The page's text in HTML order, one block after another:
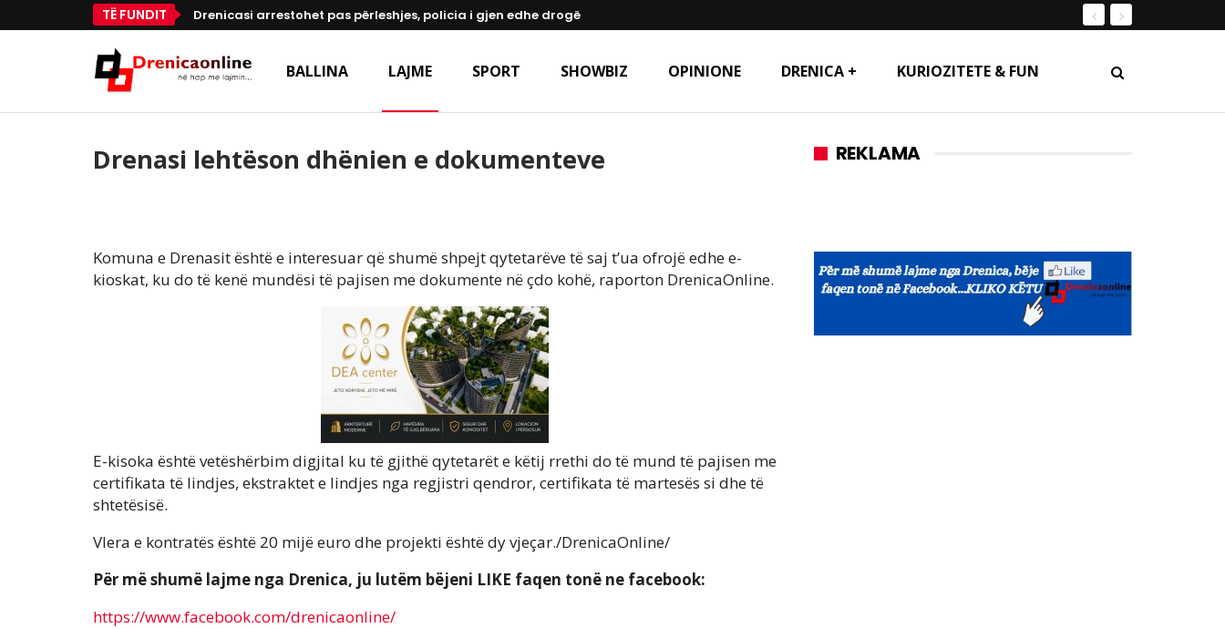
TË FUNDIT Drenicasi arrestohet pas përleshjes, policia i gjen edhe drogë
BALLINA LAJME SPORT SHOWBIZ OPINIONE DRENICA + KURIOZITETE & FUN
Drenasi lehtëson dhënien e dokumenteve
Komuna e Drenasit është e interesuar që shumë shpejt qytetarëve të saj t’ua ofrojë edhe e-
kioskat, ku do të kenë mundësi të pajisen me dokumente në çdo kohë, raporton DrenicaOnline.
E-kisoka është vetëshërbim digjital ku të gjithë qytetarët e këtij rrethi do të mund të pajisen me
certifikata të lindjes, ekstraktet e lindjes nga regjistri qendror, certifikata të martesës si dhe të
shtetësisë.
Vlera e kontratës është 20 mijë euro dhe projekti është dy vjeçar./DrenicaOnline/
Për më shumë lajme nga Drenica, ju lutëm bëjeni LIKE faqen tonë ne facebook:
https://www.facebook.com/drenicaonline/
REKLAMA